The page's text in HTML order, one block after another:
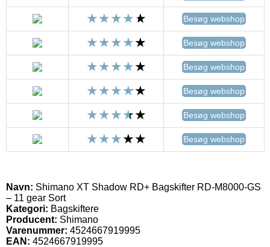
Besøg webshop
Besøg webshop
Besøg webshop
Besøg webshop
Besøg webshop
Besøg webshop
Navn: Shimano XT Shadow RD+ Bagskifter RD-M8000-GS
– 11 gear Sort
Kategori: Bagskiftere
Producent: Shimano
Varenummer: 4524667919995
EAN: 4524667919995